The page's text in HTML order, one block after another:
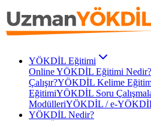
YÖKDİL Eğitimi
Online YÖKDİL Eğitimi Nedir?
Çalışır?YÖKDİL Kelime
EğitimiYÖKDİL Soru
ModülleriYÖKDİL / e-
YÖKDİL Nedir?